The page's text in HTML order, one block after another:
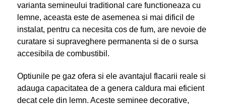
varianta semineului traditional care functioneaza cu
lemne, aceasta este de asemenea si mai dificil de
instalat, pentru ca necesita cos de fum, are nevoie de
curatare si supraveghere permanenta si de o sursa
accesibila de combustibil.
Optiunile pe gaz ofera si ele avantajul flacarii reale si
adauga capacitatea de a genera caldura mai eficient
decat cele din lemn. Aceste seminee decorative,